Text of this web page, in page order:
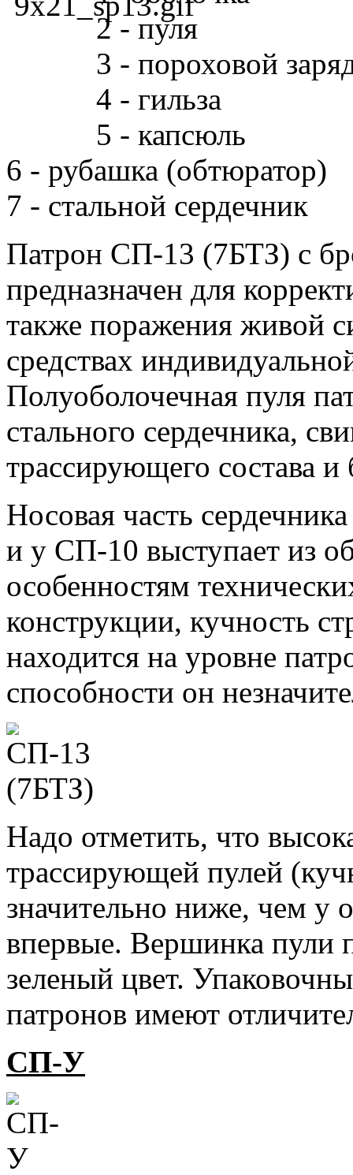
2 - пуля
3 - пороховой
4 - гильза
5 - капсюль
6 - рубашка (обтюратор)
7 - стальной сердечник
Патрон СП-13 (7БТЗ) с
предназначен для
также поражения живой
средствах
Полуоболочечная пуля
стального сердечника,
трассирующего состава
Носовая часть
и у СП-10 выступает из
особенностям
конструкции, кучность
находится на уровне
способности он
Надо отметить, что
трассирующей пулей
значительно ниже, чем у
впервые. Вершинка пули
зеленый цвет.
патронов имеют
СП-У